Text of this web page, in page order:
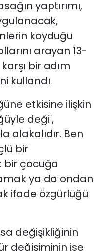
yaptırımı,
koyduğu
arayan 13-
bir adım
kullandı.
etkisine ilişkin
değil,
alakalıdır. Ben
bir
bir çocuğa
ya da ondan
ifade özgürlüğü
değişikliğinin
değişiminin ise